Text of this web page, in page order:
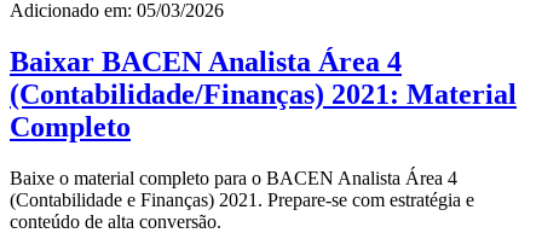
Adicionado em: 05/03/2026
Baixar BACEN Analista Área 4
(Contabilidade/Finanças) 2021: Material
Completo
Baixe o material completo para o BACEN Analista Área 4
(Contabilidade e Finanças) 2021. Prepare-se com estratégia e
conteúdo de alta conversão.